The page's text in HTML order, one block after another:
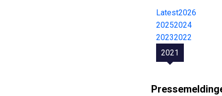
Latest2026
20252024
20232022
2021